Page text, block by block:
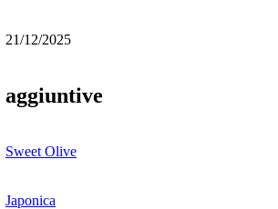
21/12/2025
Sweet Olive
Japonica